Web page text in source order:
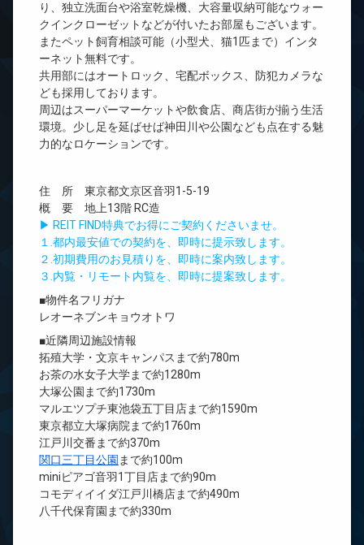
り、独立洗面台や浴室乾燥機、大容量収納可能なウォー
クインクローゼットなどが付いたお部屋もございます。
またペット飼育相談可能（小型犬、猫1匹まで）インタ
ーネット無料です。
共用部にはオートロック、宅配ボックス、防犯カメラな
ども採用しております。
周辺はスーパーマーケットや飲食店、商店街が揃う生活
環境。少し足を延ばせば神田川や公園なども点在する魅
力的なロケーションです。
住 所 東京都文京区音羽1-5-19
概 要 地上13階 RC造
▶ REIT FIND特典でお得にご契約くださいませ。
１.都内最安値での契約を、即時に提示致します。
２.初期費用のお見積りを、即時に案内致します。
３.内覧・リモート内覧を、即時に提案致します。
■物件名フリガナ
レオーネブンキョウオトワ
■近隣周辺施設情報
拓殖大学・文京キャンパスまで約780m
お茶の水女子大学まで約1280m
大塚公園まで約1730m
マルエツプチ東池袋五丁目店まで約1590m
東京都立大塚病院まで約1760m
江戸川交番まで約370m
関口三丁目公園 まで約100m
miniピアゴ音羽1丁目店まで約90m
コモディイイダ江戸川橋店まで約490m
八千代保育園まで約330m